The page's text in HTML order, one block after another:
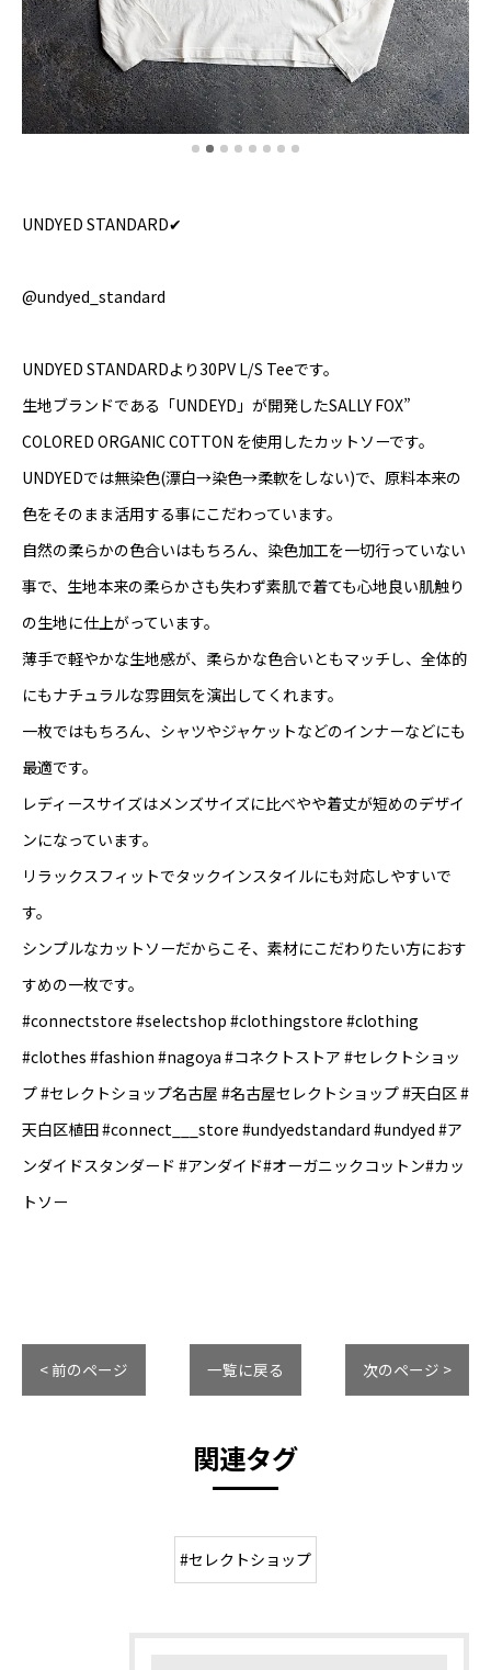
UNDYED STANDARD✔︎
@undyed_standard
UNDYED STANDARDより30PV L/S Teeです。
生地ブランドである「UNDEYD」が開発したSALLY FOX”
COLORED ORGANIC COTTON を使用したカットソーです。
UNDYEDでは無染色(漂白→染色→柔軟をしない)で、原料本来の
色をそのまま活用する事にこだわっています。
自然の柔らかの色合いはもちろん、染色加工を一切行っていない
事で、生地本来の柔らかさも失わず素肌で着ても心地良い肌触り
の生地に仕上がっています。
薄手で軽やかな生地感が、柔らかな色合いともマッチし、全体的
にもナチュラルな雰囲気を演出してくれます。
一枚ではもちろん、シャツやジャケットなどのインナーなどにも
最適です。
レディースサイズはメンズサイズに比べやや着丈が短めのデザイ
ンになっています。
リラックスフィットでタックインスタイルにも対応しやすいで
す。
シンプルなカットソーだからこそ、素材にこだわりたい方におす
すめの一枚です。
#connectstore #selectshop #clothingstore #clothing
#clothes #fashion #nagoya #コネクトストア #セレクトショッ
プ #セレクトショップ名古屋 #名古屋セレクトショップ #天白区 #
天白区植田 #connect___store #undyedstandard #undyed #ア
ンダイドスタンダード #アンダイド#オーガニックコットン#カッ
トソー
< 前のページ 一覧に戻る 次のページ >
関連タグ
#セレクトショップ